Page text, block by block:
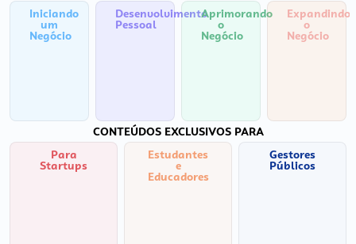
Iniciando
um
Negócio
Desenvolvimento
Pessoal
Aprimorando
o
Negócio
Expandindo
o
Negócio
CONTEÚDOS EXCLUSIVOS PARA
Para
Startups
Estudantes
e
Educadores
Gestores
Públicos